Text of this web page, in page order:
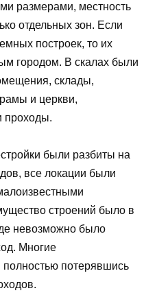
размерами, местность
отдельных зон. Если
построек, то их
городом. В скалах были
склады,
и церкви,
проходы.
были разбиты на
все локации были
строений было в
невозможно было
Многие
полностью потерявшись